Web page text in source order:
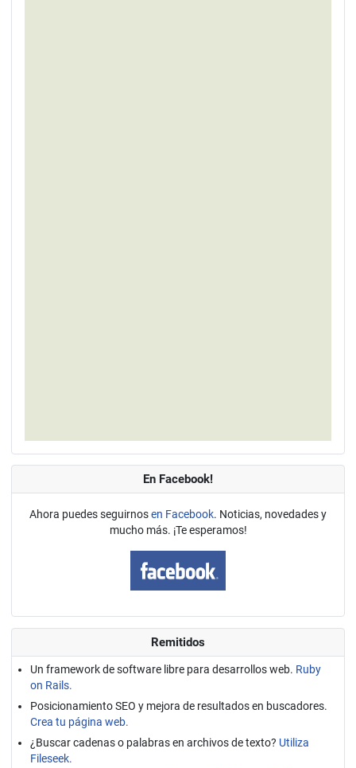
En Facebook!
Ahora puedes seguirnosen Facebook. Noticias, novedades y
mucho más. ¡Te esperamos!
Remitidos
Un framework de software libre para desarrollos web. Ruby
on Rails.
Posicionamiento SEO y mejora de resultados en buscadores.
Crea tu página web.
¿Buscar cadenas o palabras en archivos de texto? Utiliza
Fileseek.